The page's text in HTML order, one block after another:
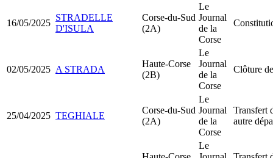
16/05/2025
STRADELLE
D'ISULA
Corse-du-Sud
(2A)
Le
Journal
de la
Corse
02/05/2025 A STRADA
Haute-Corse
(2B)
Le
Journal
de la
Corse
Clôture
25/04/2025 TEGHIALE
Corse-du-Sud
(2A)
Le
Journal
de la
Corse
Transfert
autre
Le